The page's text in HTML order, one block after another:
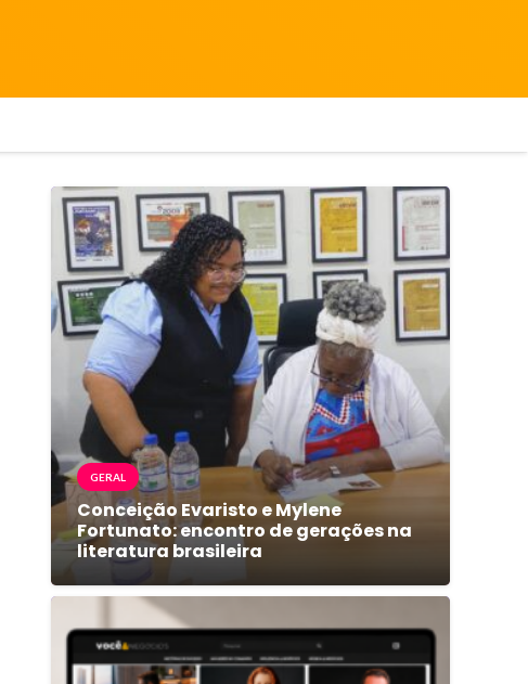
GERAL
Conceição Evaristo e Mylene
Fortunato: encontro de gerações na
literatura brasileira